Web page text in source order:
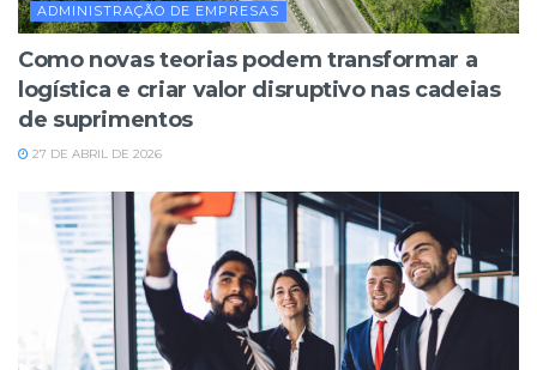
ADMINISTRAÇÃO DE EMPRESAS
Como novas teorias podem transformar a
logística e criar valor disruptivo nas cadeias
de suprimentos
27 DE ABRIL DE 2026